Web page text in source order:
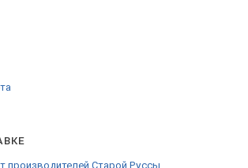
производителей Старой Руссы